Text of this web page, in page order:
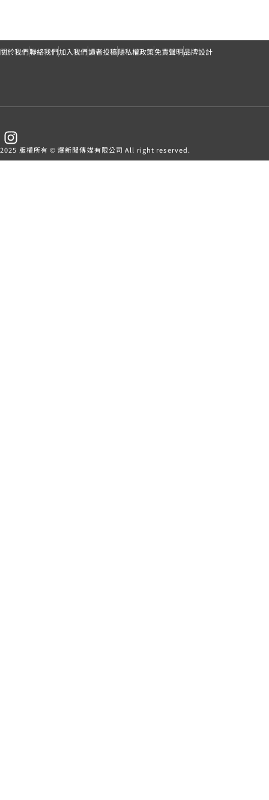
關於我們聯絡我們加入我們讀者投稿隱私權政策免責聲明品牌設計
2025 版權所有 © 爆新聞傳媒有限公司 All right reserved.